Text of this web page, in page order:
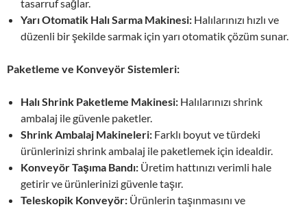
tasarruf sağlar.
Yarı Otomatik Halı Sarma Makinesi: Halılarınızı hızlı ve
düzenli bir şekilde sarmak için yarı otomatik çözüm sunar.
Paketleme ve Konveyör Sistemleri:
Halı Shrink Paketleme Makinesi: Halılarınızı shrink
ambalaj ile güvenle paketler.
Shrink Ambalaj Makineleri: Farklı boyut ve türdeki
ürünlerinizi shrink ambalaj ile paketlemek için idealdir.
Konveyör Taşıma Bandı: Üretim hattınızı verimli hale
getirir ve ürünlerinizi güvenle taşır.
Teleskopik Konveyör: Ürünlerin taşınmasını ve